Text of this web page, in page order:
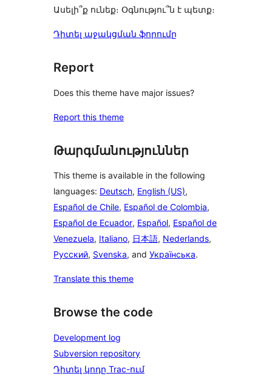
Ասելի՞ք ունեք։ Օգնությու՞ն է պետք։
Դիտել աջակցման ֆորումը
Report
Does this theme have major issues?
Report this theme
Թարգմանություններ
This theme is available in the following
languages: Deutsch, English (US),
Español de Chile, Español de Colombia,
Español de Ecuador, Español, Español de
Venezuela, Italiano, 日本語, Nederlands,
Русский, Svenska, and Українська.
Translate this theme
Browse the code
Development log
Subversion repository
Դիտել կոդը Trac-ում